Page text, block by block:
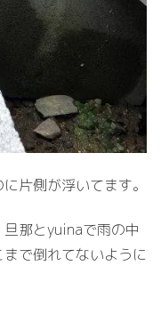
片側が浮いてます。
那とyuinaで雨の中
で倒れてないように